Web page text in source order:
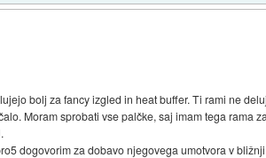
bolj za fancy izgled in heat buffer. Ti rami ne
Moram sprobati vse palčke, saj imam tega rama
dogovorim za dobavo njegovega umotvora v